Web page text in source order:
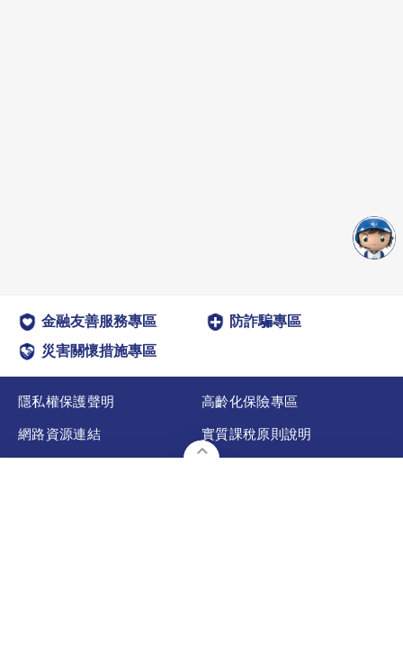
金融友善服務專區
防詐騙專區
災害關懷措施專區
隱私權保護聲明 高齡化保險專區
網路資源連結 實質課稅原則說明